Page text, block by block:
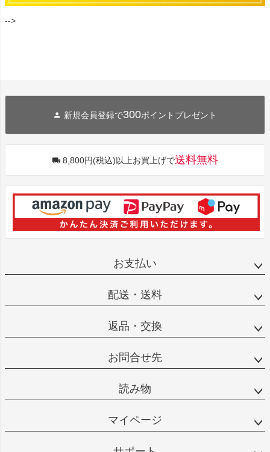
-->
新規会員登録で300ポイントプレゼント
8,800円(税込)以上お買上げで送料無料
お支払い
配送・送料
返品・交換
お問合せ先
読み物
マイページ